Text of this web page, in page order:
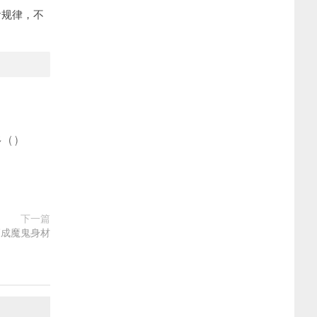
律，不
( )
下一篇
魔鬼身材